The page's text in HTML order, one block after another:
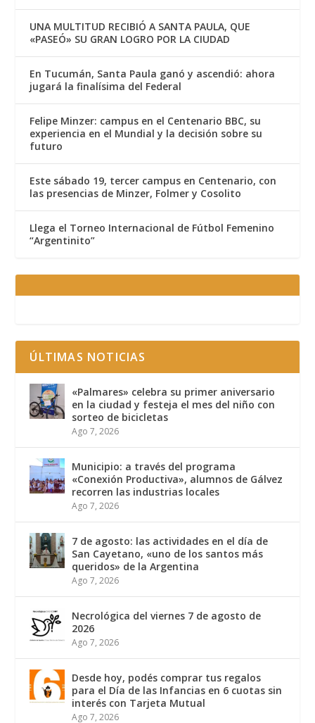
UNA MULTITUD RECIBIÓ A SANTA PAULA, QUE
«PASEÓ» SU GRAN LOGRO POR LA CIUDAD
En Tucumán, Santa Paula ganó y ascendió: ahora
jugará la finalísima del Federal
Felipe Minzer: campus en el Centenario BBC, su
experiencia en el Mundial y la decisión sobre su
futuro
Este sábado 19, tercer campus en Centenario, con
las presencias de Minzer, Folmer y Cosolito
Llega el Torneo Internacional de Fútbol Femenino
“Argentinito”
ÚLTIMAS NOTICIAS
«Palmares» celebra su primer aniversario
en la ciudad y festeja el mes del niño con
sorteo de bicicletas
Ago 7, 2026
Municipio: a través del programa
«Conexión Productiva», alumnos de Gálvez
recorren las industrias locales
Ago 7, 2026
7 de agosto: las actividades en el día de
San Cayetano, «uno de los santos más
queridos» de la Argentina
Ago 7, 2026
Necrológica del viernes 7 de agosto de
2026
Ago 7, 2026
Desde hoy, podés comprar tus regalos
para el Día de las Infancias en 6 cuotas sin
interés con Tarjeta Mutual
Ago 7, 2026